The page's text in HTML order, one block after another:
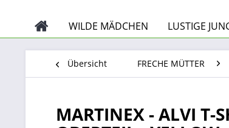
WILDE MÄDCHEN LUSTIGE
Übersicht FRECHE MÜTTER
MARTINEX - ALVI T-